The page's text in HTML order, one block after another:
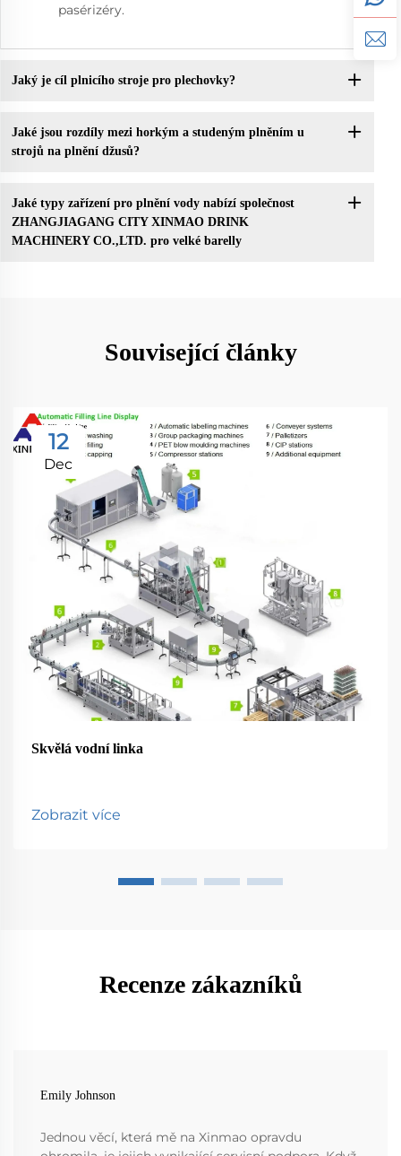
pasérizéry.
Jaký je cíl plnicího stroje pro plechovky?
Jaké jsou rozdíly mezi horkým a studeným plněním u
strojů na plnění džusů?
Jaké typy zařízení pro plnění vody nabízí společnost
ZHANGJIAGANG CITY XINMAO DRINK
MACHINERY CO.,LTD. pro velké barelly
Související články
12
Dec
Skvělá vodní linka
Zobrazit více
Recenze zákazníků
Emily Johnson
Jednou věcí, která mě na Xinmao opravdu